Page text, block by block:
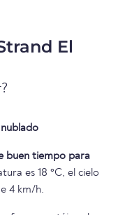
El
nublado
buen tiempo para
es 18 °C, el cielo
4 km/h.